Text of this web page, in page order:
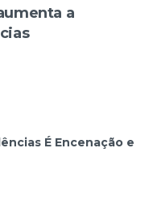
a
É Encenação e